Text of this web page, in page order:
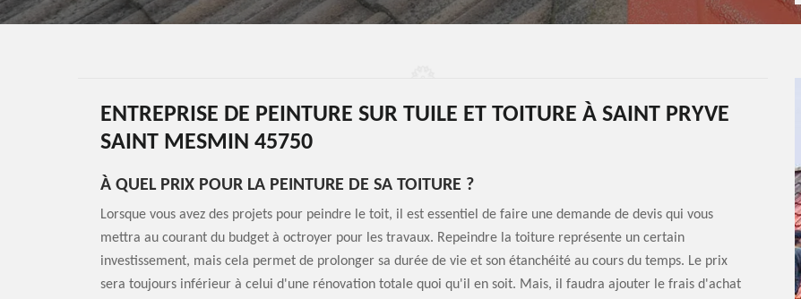
ENTREPRISE DE PEINTURE SUR TUILE ET TOITURE À SAINT PRYVE
SAINT MESMIN 45750
À QUEL PRIX POUR LA PEINTURE DE SA TOITURE ?
Lorsque vous avez des projets pour peindre le toit, il est essentiel de faire une demande de devis qui vous
mettra au courant du budget à octroyer pour les travaux. Repeindre la toiture représente un certain
investissement, mais cela permet de prolonger sa durée de vie et son étanchéité au cours du temps. Le prix
sera toujours inférieur à celui d'une rénovation totale quoi qu'il en soit. Mais, il faudra ajouter le frais d'achat